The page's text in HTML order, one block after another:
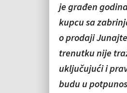
je građen
kupcu sa
o prodaji
trenutku nije
uključujući i
budu u